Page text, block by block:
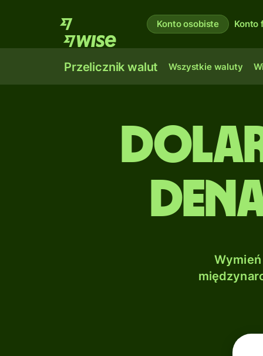
Konto osobiste Konto
Przelicznik walut Wszystkie waluty